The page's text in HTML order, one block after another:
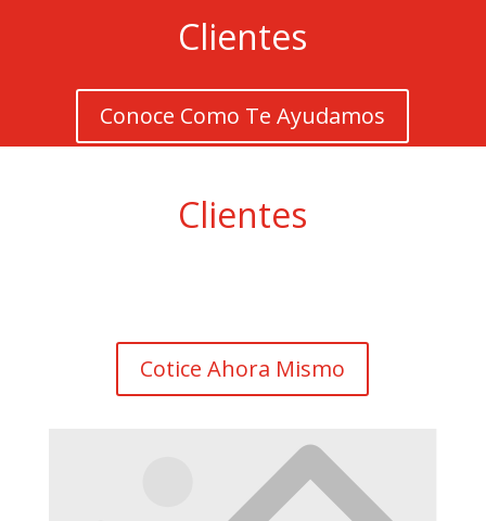
Clientes
Conoce Como Te Ayudamos
Clientes
Cotice Ahora Mismo